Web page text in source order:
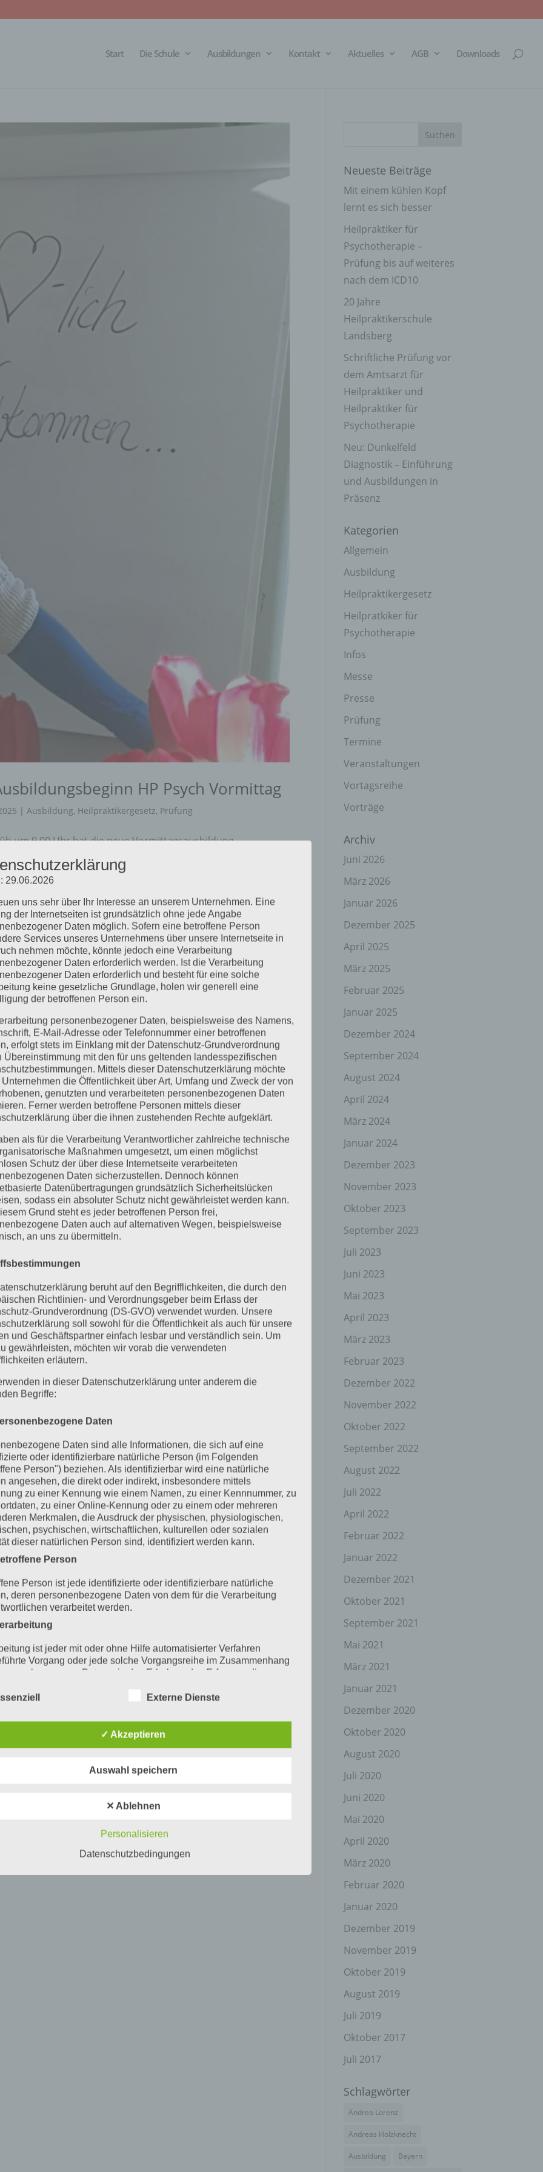
Start Die Schule Ausbildungen Kontakt Aktuelles AGB Downloads
HP Psych Vormittag
| Ausbildung, Heilpraktikergesetz, Prüfung
um 9.00 Uhr hat die neue Vormittagsausbildung
Bräutigam begonnen. Von 10.00 bis 12.00 Uhr war die
Uhr die schriftliche Prüfung...
Neueste Beiträge
Mit einem kühlen Kopf
lernt es sich besser
Heilpraktiker für
Psychotherapie –
Prüfung bis auf weiteres
nach dem ICD10
20 Jahre
Heilpraktikerschule
Landsberg
Schriftliche Prüfung vor
dem Amtsarzt für
Heilpraktiker und
Heilpraktiker für
Psychotherapie
Neu: Dunkelfeld
Diagnostik – Einführung
und Ausbildungen in
Präsenz
Kategorien
Allgemein
Ausbildung
Heilpraktikergesetz
Heilpratkiker für
Psychotherapie
Infos
Messe
Presse
Prüfung
Termine
Veranstaltungen
Vortagsreihe
Vorträge
Archiv
Juni 2026
März 2026
Januar 2026
Dezember 2025
April 2025
März 2025
Februar 2025
Januar 2025
Dezember 2024
September 2024
August 2024
April 2024
März 2024
Januar 2024
Dezember 2023
November 2023
Oktober 2023
September 2023
Juli 2023
Juni 2023
Mai 2023
April 2023
März 2023
Februar 2023
Dezember 2022
November 2022
Oktober 2022
September 2022
August 2022
Juli 2022
April 2022
Februar 2022
Januar 2022
Dezember 2021
Oktober 2021
September 2021
Mai 2021
März 2021
Januar 2021
Dezember 2020
Oktober 2020
August 2020
Juli 2020
Juni 2020
Mai 2020
April 2020
März 2020
Februar 2020
Januar 2020
Dezember 2019
November 2019
Oktober 2019
August 2019
Juli 2019
Oktober 2017
Juli 2017
Schlagwörter
Andrea Lorenz
Andreas Holzknecht
Ausbildung Bayern
29.06.2026
uns sehr über Ihr Interesse an unserem Unternehmen. Eine
der Internetseiten ist grundsätzlich ohne jede Angabe
Daten möglich. Sofern eine betroffene Person
Services unseres Unternehmens über unsere Internetseite in
nehmen möchte, könnte jedoch eine Verarbeitung
Daten erforderlich werden. Ist die Verarbeitung
Daten erforderlich und besteht für eine solche
keine gesetzliche Grundlage, holen wir generell eine
der betroffenen Person ein.
personenbezogener Daten, beispielsweise des Namens,
E-Mail-Adresse oder Telefonnummer einer betroffenen
erfolgt stets im Einklang mit der Datenschutz-Grundverordnung
Übereinstimmung mit den für uns geltenden landesspezifischen
Mittels dieser Datenschutzerklärung möchte
Unternehmen die Öffentlichkeit über Art, Umfang und Zweck der von
genutzten und verarbeiteten personenbezogenen Daten
Ferner werden betroffene Personen mittels dieser
über die ihnen zustehenden Rechte aufgeklärt.
als für die Verarbeitung Verantwortlicher zahlreiche technische
Maßnahmen umgesetzt, um einen möglichst
Schutz der über diese Internetseite verarbeiteten
Daten sicherzustellen. Dennoch können
Datenübertragungen grundsätzlich Sicherheitslücken
sodass ein absoluter Schutz nicht gewährleistet werden kann.
Grund steht es jeder betroffenen Person frei,
Daten auch auf alternativen Wegen, beispielsweise
an uns zu übermitteln.
beruht auf den Begrifflichkeiten, die durch den
Richtlinien- und Verordnungsgeber beim Erlass der
Grundverordnung (DS-GVO) verwendet wurden. Unsere
soll sowohl für die Öffentlichkeit als auch für unsere
und Geschäftspartner einfach lesbar und verständlich sein. Um
gewährleisten, möchten wir vorab die verwendeten
erläutern.
in dieser Datenschutzerklärung unter anderem die
Begriffe:
Daten
Daten sind alle Informationen, die sich auf eine
oder identifizierbare natürliche Person (im Folgenden
Person") beziehen. Als identifizierbar wird eine natürliche
angesehen, die direkt oder indirekt, insbesondere mittels
zu einer Kennung wie einem Namen, zu einer Kennnummer, zu
zu einer Online-Kennung oder zu einem oder mehreren
Merkmalen, die Ausdruck der physischen, physiologischen,
psychischen, wirtschaftlichen, kulturellen oder sozialen
dieser natürlichen Person sind, identifiziert werden kann.
Person
Person ist jede identifizierte oder identifizierbare natürliche
deren personenbezogene Daten von dem für die Verarbeitung
verarbeitet werden.
ist jeder mit oder ohne Hilfe automatisierter Verfahren
Vorgang oder jede solche Vorgangsreihe im Zusammenhang
Daten wie das Erheben, das Erfassen, die
das Auslesen, das Abfragen, die Verwendung, die
den Abgleich oder die Verknüpfung, die Einschränkung, das
oder die Vernichtung.
der Verarbeitung
der Verarbeitung ist die Markierung gespeicherter
ist jede Art der automatisierten Verarbeitung personenbezogener
die darin besteht, dass diese personenbezogenen Daten verwendet
beziehen, zu bewerten, insbesondere, um Aspekte bezüglich
Externe Dienste
✓ Akzeptieren
Auswahl speichern
✕ Ablehnen
Personalisieren
Datenschutzbedingungen